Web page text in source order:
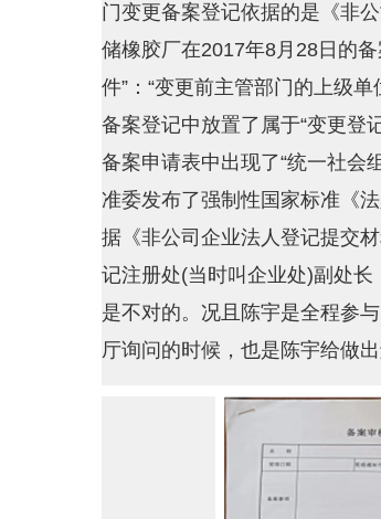
门变更备案登记依据的是《非
储橡胶厂在2017年8月28日的
件”：“变更前主管部门的上级
备案登记中放置了属于“变更登
备案申请表中出现了“统一社会
准委发布了强制性国家标准《
据《非公司企业法人登记提交
记注册处(当时叫企业处)副处
是不对的。况且陈宇是全程参
厅询问的时候，也是陈宇给做出